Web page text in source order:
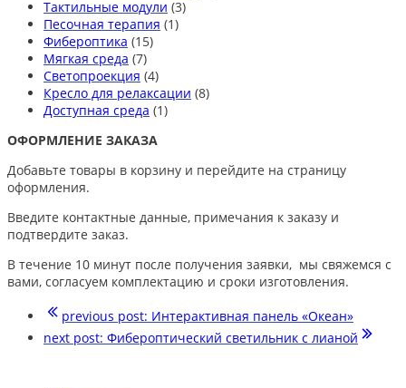
Тактильные модули (3)
Песочная терапия (1)
Фибероптика (15)
Мягкая среда (7)
Светопроекция (4)
Кресло для релаксации (8)
Доступная среда (1)
ОФОРМЛЕНИЕ ЗАКАЗА
Добавьте товары в корзину и перейдите на страницу
оформления.
Введите контактные данные, примечания к заказу и
подтвердите заказ.
В течение 10 минут после получения заявки, мы свяжемся с
вами, согласуем комплектацию и сроки изготовления.
previous post: Интерактивная панель «Океан»
next post: Фибероптический светильник с лианой